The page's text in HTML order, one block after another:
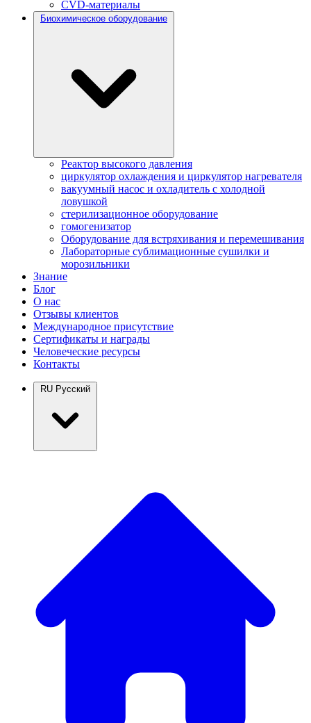
CVD-материалы
Биохимическое оборудование
Реактор высокого давления
циркулятор охлаждения и циркулятор нагревателя
вакуумный насос и охладитель с холодной
ловушкой
стерилизационное оборудование
гомогенизатор
Оборудование для встряхивания и перемешивания
Лабораторные сублимационные сушилки и
морозильники
Знание
Блог
О нас
Отзывы клиентов
Международное присутствие
Сертификаты и награды
Человеческие ресурсы
Контакты
RU Русский